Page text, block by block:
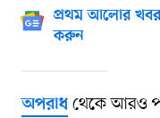
প্রথম আলোর
করুন
অপরাধথেকে আরও